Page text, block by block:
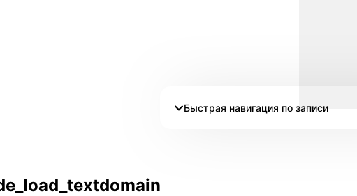
Быстрая навигация по записи